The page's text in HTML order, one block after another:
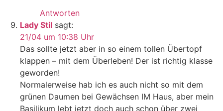
Antworten
Lady Stil sagt:
21/04 um 10:38 Uhr
Das sollte jetzt aber in so einem tollen Übertopf
klappen – mit dem Überleben! Der ist richtig klasse
geworden!
Normalerweise hab ich es auch nicht so mit dem
grünen Daumen bei Gewächsen IM Haus, aber mein
Basilikum lebt jetzt doch auch schon über zwei